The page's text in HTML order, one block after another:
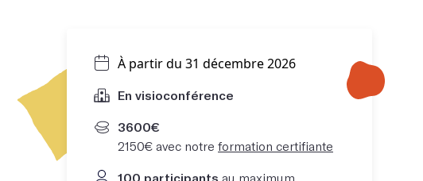
À partir du 31 décembre 2026
En visioconférence
3600€
2150€ avec notre formation certifiante
100 participants au maximum